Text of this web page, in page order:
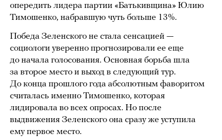
опередить лидера партии «Батькивщина» Юлию
Тимошенко, набравшую чуть больше 13%.
Победа Зеленского не стала сенсацией —
социологи уверенно прогнозировали ее еще
до начала голосования. Основная борьба шла
за второе место и выход в следующий тур.
До конца прошлого года абсолютным фаворитом
считалась именно Тимошенко, которая
лидировала во всех опросах. Но после
выдвижения Зеленского она сразу же уступила
ему первое место.